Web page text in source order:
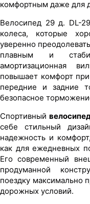
комфортным даже для
Велосипед 29 д. DL-
колеса, которые
уверенно
плавным и
амортизационная
повышает комфорт
передние и задние
безопасное
Спортивный
себе стильный
надежность и
как для ежедневных
Его современный
продуманной
поездку максимально
дорожных условий.